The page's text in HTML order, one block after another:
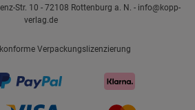
Str. 10 - 72108 Rottenburg a. N. - info@kopp-
verlag.de
Verpackungslizenzierung